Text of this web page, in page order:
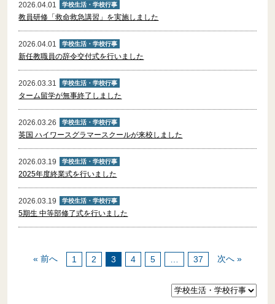
2026.04.01 学校生活・学校行事
教員研修「救命救急講習」を実施しました
2026.04.01 学校生活・学校行事
新任教職員の辞令交付式を行いました
2026.03.31 学校生活・学校行事
ターム留学が無事終了しました
2026.03.26 学校生活・学校行事
英国 ハイワースグラマースクールが来校しました
2026.03.19 学校生活・学校行事
2025年度終業式を行いました
2026.03.19 学校生活・学校行事
5期生 中等部修了式を行いました
« 前へ 1 2 3 4 5 … 37 次へ »